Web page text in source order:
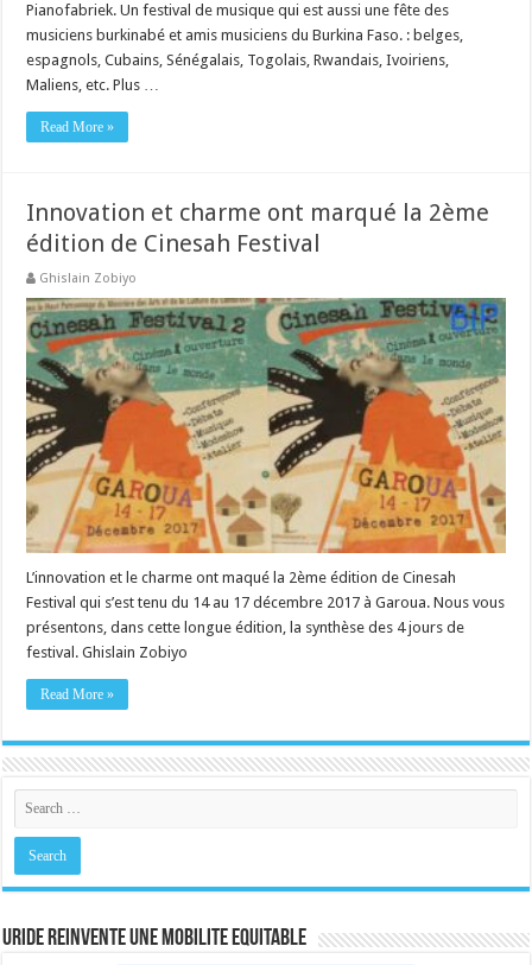
Pianofabriek. Un festival de musique qui est aussi une fête des
musiciens burkinabé et amis musiciens du Burkina Faso. : belges,
espagnols, Cubains, Sénégalais, Togolais, Rwandais, Ivoiriens,
Maliens, etc. Plus …
Read More »
Innovation et charme ont marqué la 2ème
édition de Cinesah Festival
Ghislain Zobiyo
L’innovation et le charme ont maqué la 2ème édition de Cinesah
Festival qui s’est tenu du 14 au 17 décembre 2017 à Garoua. Nous vous
présentons, dans cette longue édition, la synthèse des 4 jours de
festival. Ghislain Zobiyo
Read More »
URIDE REINVENTE UNE MOBILITE EQUITABLE